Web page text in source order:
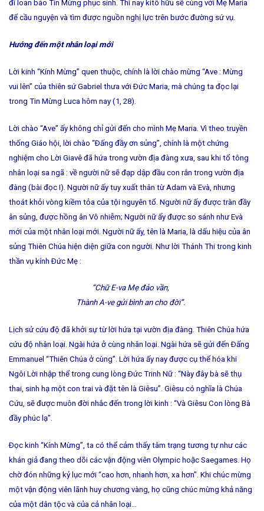
đi loan báo Tin Mừng phục sinh. Thì nay kitô hữu sẽ cùng với Mẹ Maria
để cầu nguyện và tìm được nguồn nghị lực trên bước đường sứ vụ.
Hướng đến một nhân loại mới
Lời kinh “Kính Mừng” quen thuộc, chính là lời chào mừng “Ave : Mừng
vui lên” của thiên sứ Gabriel thưa với Ðức Maria, mà chúng ta đọc lại
trong Tin Mừng Luca hôm nay (1, 28).
Lời chào “Ave” ấy không chỉ gửi đến cho mình Mẹ Maria. Vì theo truyền
thống Giáo hội, lời chào “Ðấng đầy ơn sủng”, chính là một chứng
nghiệm cho Lời Giavê đã hứa trong vườn địa đàng xưa, sau khi tổ tông
nhân loại sa ngã : về người nữ sẽ đạp dập đầu con rắn trong vườn địa
đàng (bài đọc I). Người nữ ấy tuy xuất thân từ Adam và Evà, nhưng
thoát khỏi vòng kiềm tỏa của tội nguyên tổ. Người nữ ấy được tràn đầy
ân sủng, được hồng ân Vô nhiễm; Người nữ ấy được so sánh như Evà
mới của một nhân loại mới. Người nữ ấy, tên là Maria, là dấu hiệu của ân
sủng Thiên Chúa hiện diện giữa con người. Như lời Thánh Thi trong kinh
thần vụ kính Ðức Mẹ :
“Chữ E-va Mẹ đảo vần,
Thành A-ve gửi bình an cho đời”.
Lịch sử cứu độ đã khởi sự từ lời hứa tại vườn địa đàng. Thiên Chúa hứa
cứu độ nhân loại. Ngài hứa ở cùng nhân loại. Ngài hứa sẽ gửi đến Ðấng
Emmanuel “Thiên Chúa ở cùng”. Lời hứa ấy nay được cụ thể hóa khi
Ngôi Lời nhập thể trong cung lòng Ðức Trinh Nữ : “Này đây bà sẽ thụ
thai, sinh hạ một con trai và đặt tên là Giêsu”. Giêsu có nghĩa là Chúa
Cứu, sẽ được muôn đời nhắc đến trong lời kinh : “Và Giêsu Con lòng Bà
đầy phúc lạ”.
Ðọc kinh “Kính Mừng”, ta có thể cảm thấy tâm trạng tương tự như các
khán giả đang theo dõi các vận động viên Olympic hoặc Saegames. Họ
chờ đón những kỷ lục mới “cao hơn, nhanh hơn, xa hơn”. Khi chúc mừng
một vận động viên lãnh huy chương vàng, họ cũng chúc mừng khả năng
của một dân tộc và của cả nhân loại…